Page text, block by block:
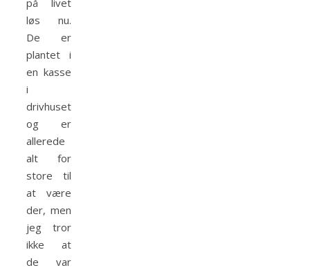
på livet
løs nu.
De er
plantet i
en kasse
i
drivhuset
og er
allerede
alt for
store til
at være
der, men
jeg tror
ikke at
de var